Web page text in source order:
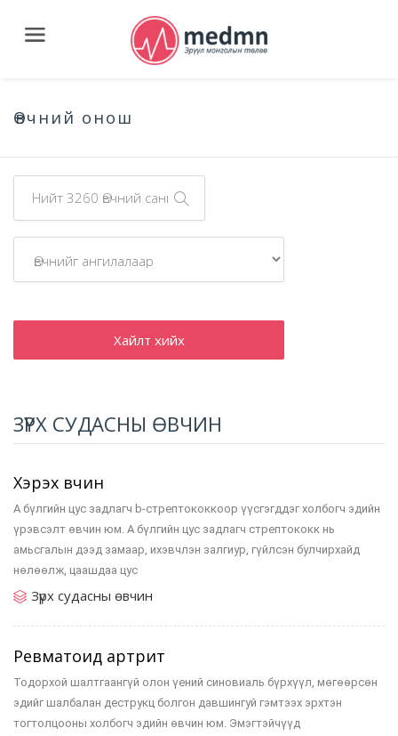
Өвчний онош
Хайлт хийх
ЗҮРХ СУДАСНЫ ӨВЧИН
Хэрэх өвчин
А бүлгийн цус задлагч b-стрептококкоор үүсгэгддэг холбогч эдийн
үрэвсэлт өвчин юм. А бүлгийн цус задлагч стрептококк нь
амьсгалын дээд замаар, ихэвчлэн залгиур, гүйлсэн булчирхайд
нөлөөлж, цаашдаа цус
Зүрх судасны өвчин
Ревматоид артрит
Тодорхой шалтгаангүй олон үений синовиаль бүрхүүл, мөгөөрсөн
эдийг шалбалан деструкц болгон давшингуй гэмтээх эрхтэн
тогтолцооны холбогч эдийн өвчин юм. Эмэгтэйчүүд